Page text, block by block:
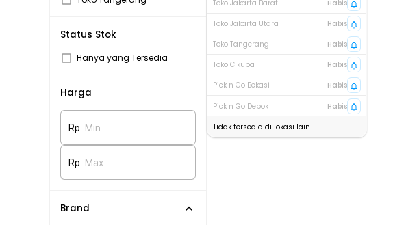
Status Stok
Hanya yang Tersedia
Harga
Rp Min
Rp Max
Brand
Toko Jakarta Barat
Habis
Toko Jakarta Utara
Habis
Toko Tangerang
Habis
Toko Cikupa
Habis
Pick n Go Bekasi
Habis
Pick n Go Depok
Habis
Tidak tersedia di lokasi lain